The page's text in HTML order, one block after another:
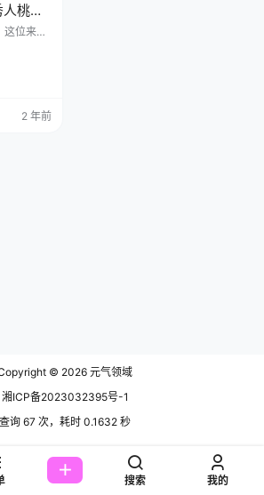
桃妖
位来自
就自带
章末尾
在这 807
2 年前
© 2026 元气领域
湘ICP备2023032395号-1
查询 67 次，耗时 0.1632 秒
搜索 我的